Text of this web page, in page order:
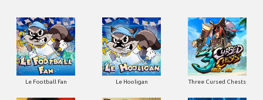
Le Football Fan Le Hooligan Three Cursed Chests